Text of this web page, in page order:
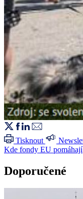
Tisknout
Kde fondy EU pomáhají
Doporučené